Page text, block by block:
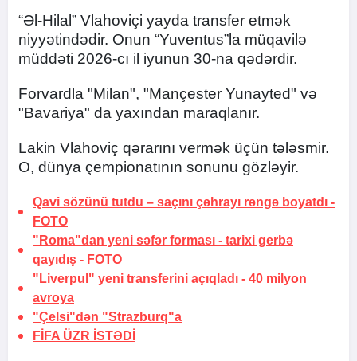
“Əl-Hilal” Vlahoviçi yayda transfer etmək
niyyətindədir. Onun “Yuventus”la müqavilə
müddəti 2026-cı il iyunun 30-na qədərdir.
Forvardla "Milan", "Mançester Yunayted" və
"Bavariya" da yaxından maraqlanır.
Lakin Vlahoviç qərarını vermək üçün tələsmir.
O, dünya çempionatının sonunu gözləyir.
Qavi sözünü tutdu – saçını çəhrayı rəngə boyatdı -
FOTO
"Roma"dan yeni səfər forması - tarixi gerbə
qayıdış - FOTO
"Liverpul" yeni transferini açıqladı - 40 milyon
avroya
"Çelsi"dən "Strazburq"a
FİFA ÜZR İSTƏDİ